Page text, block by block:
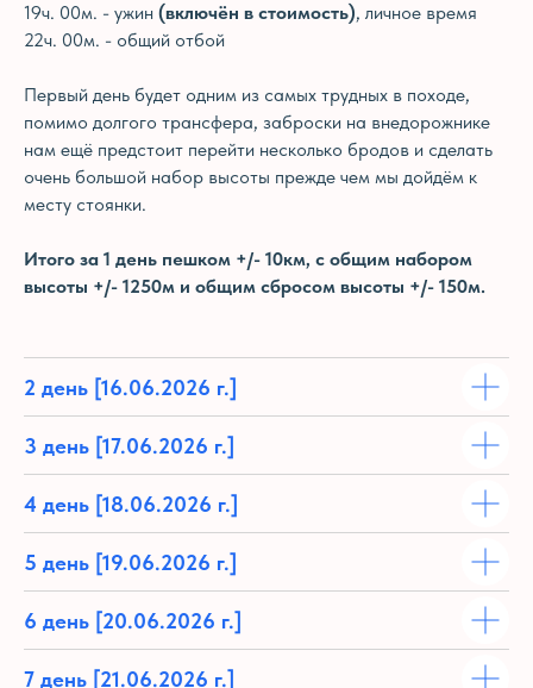
19ч. 00м. - ужин (включён в стоимость), личное время
22ч. 00м. - общий отбой
Первый день будет одним из самых трудных в походе,
помимо долгого трансфера, заброски на внедорожнике
нам ещё предстоит перейти несколько бродов и сделать
очень большой набор высоты прежде чем мы дойдём к
месту стоянки.
Итого за 1 день пешком +/- 10км, с общим набором
высоты +/- 1250м и общим сбросом высоты +/- 150м.
2 день [16.06.2026 г.]
3 день [17.06.2026 г.]
4 день [18.06.2026 г.]
5 день [19.06.2026 г.]
6 день [20.06.2026 г.]
7 день [21.06.2026 г.]